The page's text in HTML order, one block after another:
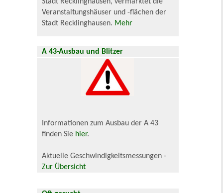
Veranstaltungshäuser und -flächen der
Stadt Recklinghausen. Mehr
A 43-Ausbau und Blitzer
Informationen zum Ausbau der A 43
finden Sie hier.
Aktuelle Geschwindigkeitsmessungen -
Zur Übersicht